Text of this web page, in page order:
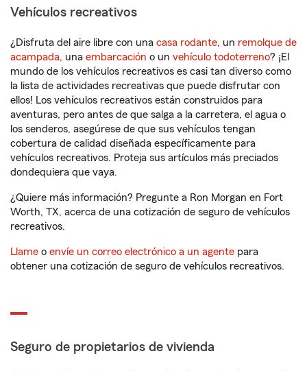
Vehículos recreativos
¿Disfruta del aire libre con una casa rodante, un remolque de
acampada, una embarcación o un vehículo todoterreno? ¡El
mundo de los vehículos recreativos es casi tan diverso como
la lista de actividades recreativas que puede disfrutar con
ellos! Los vehículos recreativos están construidos para
aventuras, pero antes de que salga a la carretera, el agua o
los senderos, asegúrese de que sus vehículos tengan
cobertura de calidad diseñada específicamente para
vehículos recreativos. Proteja sus artículos más preciados
dondequiera que vaya.
¿Quiere más información? Pregunte a Ron Morgan en Fort
Worth, TX, acerca de una cotización de seguro de vehículos
recreativos.
Llame o envíe un correo electrónico a un agente para
obtener una cotización de seguro de vehículos recreativos.
Seguro de propietarios de vivienda